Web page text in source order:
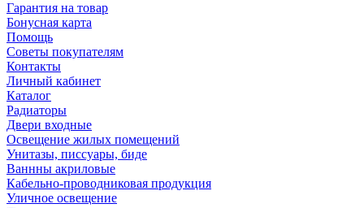
Гарантия на товар
Бонусная карта
Помощь
Советы покупателям
Контакты
Личный кабинет
Каталог
Радиаторы
Двери входные
Освещение жилых помещений
Унитазы, писсуары, биде
Ваннны акриловые
Кабельно-проводниковая продукция
Уличное освещение